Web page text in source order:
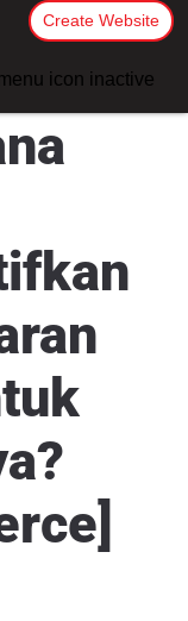
Create Website